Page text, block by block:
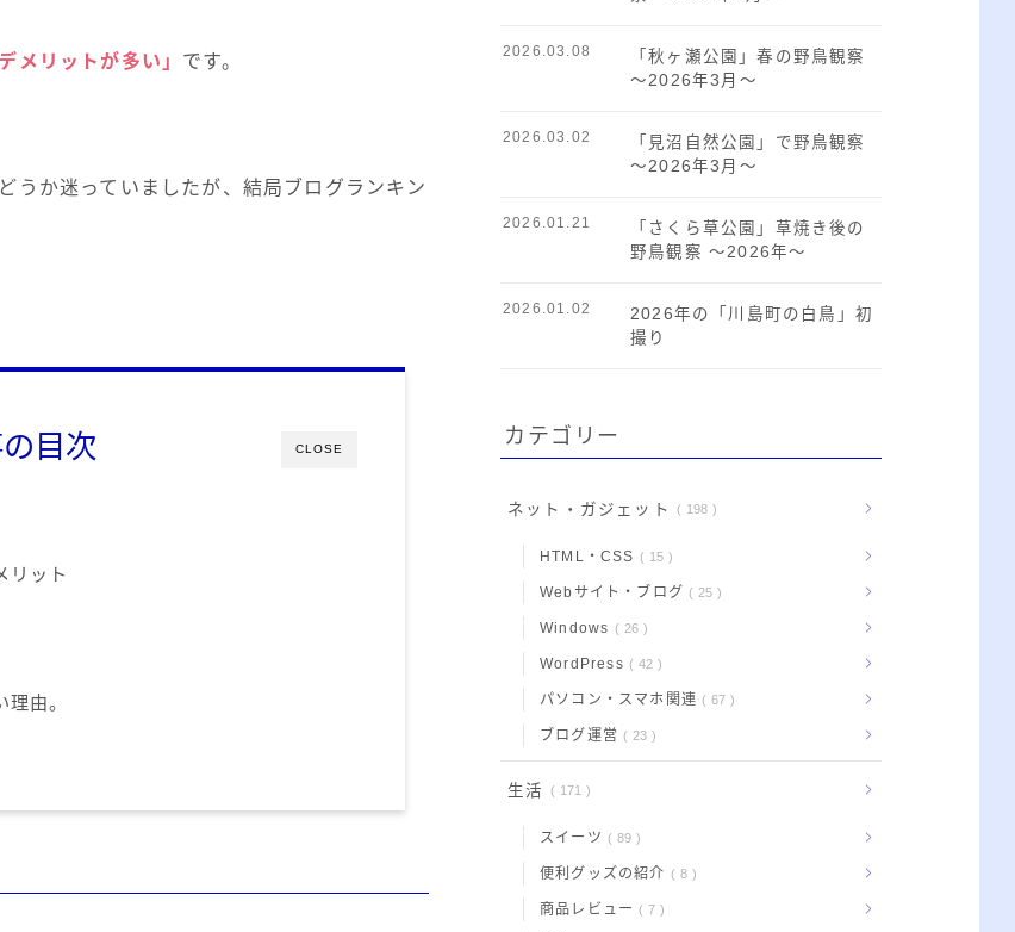
メリットが多い」 です。
うか迷っていましたが、結局ブログランキン
CLOSE
目次
リット
由。
「秋ヶ瀬公園」春の野鳥観察
～2026年3月～
2026.03.08
「見沼自然公園」で野鳥観察
～2026年3月～
2026.03.02
「さくら草公園」草焼き後の
野鳥観察 ～2026年～
2026.01.21
2026年の「川島町の白鳥」初
撮り
2026.01.02
カテゴリー
ネット・ガジェット 198
HTML・CSS 15
Webサイト・ブログ 25
Windows 26
WordPress 42
パソコン・スマホ関連 67
ブログ運営 23
生活 171
スイーツ 89
便利グッズの紹介 8
商品レビュー 7